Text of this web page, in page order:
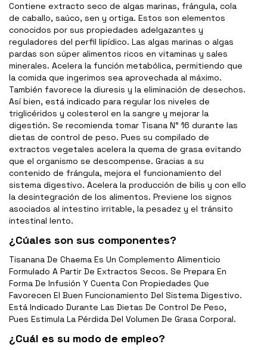
Contiene extracto seco de algas marinas, frángula, cola
de caballo, saúco, sen y ortiga. Estos son elementos
conocidos por sus propiedades adelgazantes y
reguladores del perfil lipídico. Las algas marinas o algas
pardas son súper alimentos ricos en vitaminas y sales
minerales. Acelera la función metabólica, permitiendo que
la comida que ingerimos sea aprovechada al máximo.
También favorece la diuresis y la eliminación de desechos.
Así bien, está indicado para regular los niveles de
triglicéridos y colesterol en la sangre y mejorar la
digestión. Se recomienda tomar Tisana N° 16 durante las
dietas de control de peso. Pues su compilado de
extractos vegetales acelera la quema de grasa evitando
que el organismo se descompense. Gracias a su
contenido de frángula, mejora el funcionamiento del
sistema digestivo. Acelera la producción de bilis y con ello
la desintegración de los alimentos. Previene los signos
asociados al intestino irritable, la pesadez y el tránsito
intestinal lento.
¿Cúales son sus componentes?
Tisanana De Chaema Es Un Complemento Alimenticio
Formulado A Partir De Extractos Secos. Se Prepara En
Forma De Infusión Y Cuenta Con Propiedades Que
Favorecen El Buen Funcionamiento Del Sistema Digestivo.
Está Indicado Durante Las Dietas De Control De Peso,
Pues Estimula La Pérdida Del Volumen De Grasa Corporal.
¿Cuál es su modo de empleo?